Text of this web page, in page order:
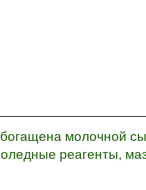
молочной
реагенты,